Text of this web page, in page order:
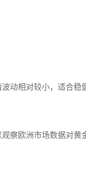
动相对较小，适合稳
察欧洲市场数据对黄